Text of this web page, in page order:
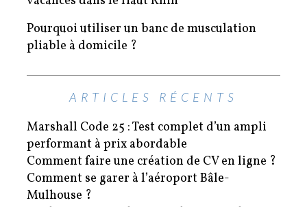
Pourquoi utiliser un banc de musculation
pliable à domicile ?
ARTICLES RÉCENTS
Marshall Code 25 : Test complet d’un ampli
performant à prix abordable
Comment faire une création de CV en ligne ?
Comment se garer à l’aéroport Bâle-
Mulhouse ?